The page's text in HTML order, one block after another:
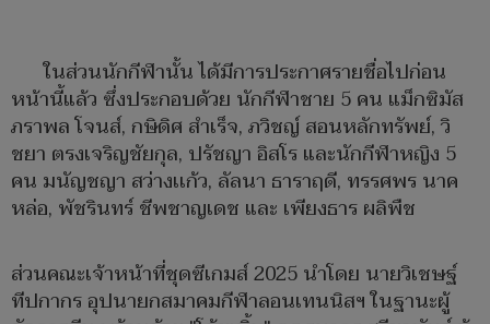
ในส่วนนักกีฬานั้น ได้มีการประกาศรายชื่อไปก่อน
หน้านี้แล้ว ซึ่งประกอบด้วย นักกีฬาชาย 5 คน แม็กซิมัส
ภราพล โจนส์, กษิดิศ สำเร็จ, ภวิชญ์ สอนหลักทรัพย์, วิ
ชยา ตรงเจริญชัยกุล, ปรัชญา อิสโร และนักกีฬาหญิง 5
คน มนัญชญา สว่างเเก้ว, ลัลนา ธาราฤดี, ทรรศพร นาค
หล่อ, พัชรินทร์ ชีพชาญเดช และ เพียงธาร ผลิพืช
ส่วนคณะเจ้าหน้าที่ชุดซีเกมส์ 2025 นำโดย นายวิเชษฐ์
ทีปกากร อุปนายกสมาคมกีฬาลอนเทนนิสฯ ในฐานะผู้